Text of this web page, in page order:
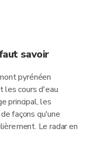
savoir
pyrénéen
les cours d'eau
principal, les
façons qu'une
Le radar en